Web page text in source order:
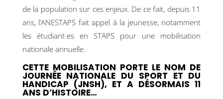
de la population sur ces enjeux. De ce fait, depuis 11
ans, l’ANESTAPS fait appel à la jeunesse, notamment
les étudiant·es en STAPS pour une mobilisation
nationale annuelle.
CETTE MOBILISATION PORTE LE NOM DE
JOURNÉE NATIONALE DU SPORT ET DU
HANDICAP (JNSH), ET A DÉSORMAIS 11
ANS D’HISTOIRE…